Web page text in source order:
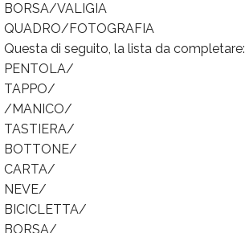
BORSA/VALIGIA
QUADRO/FOTOGRAFIA
Questa di seguito, la lista da completare:
PENTOLA/
TAPPO/
/MANICO/
TASTIERA/
BOTTONE/
CARTA/
NEVE/
BICICLETTA/
BORSA/